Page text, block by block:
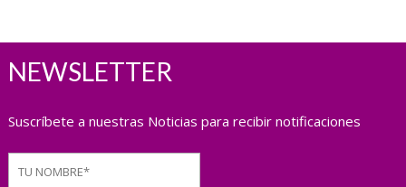
NEWSLETTER
Suscríbete a nuestras Noticias para recibir notificaciones